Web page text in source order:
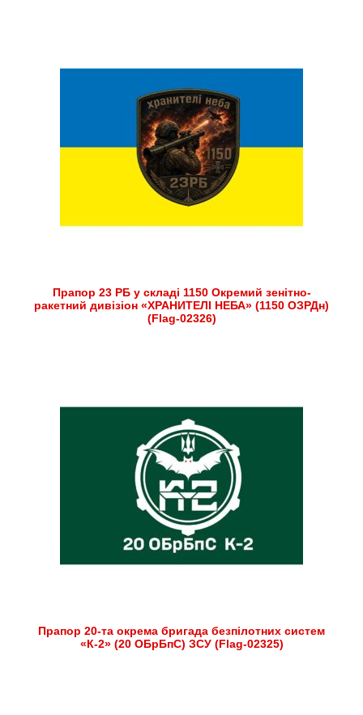
Прапор 23 РБ у складі 1150 Окремий зенітно-
ракетний дивізіон «ХРАНИТЕЛІ НЕБА» (1150 ОЗРДн)
(Flag-02326)
Прапор 20-та окрема бригада безпілотних систем
«К-2» (20 ОБрБпС) ЗСУ (Flag-02325)